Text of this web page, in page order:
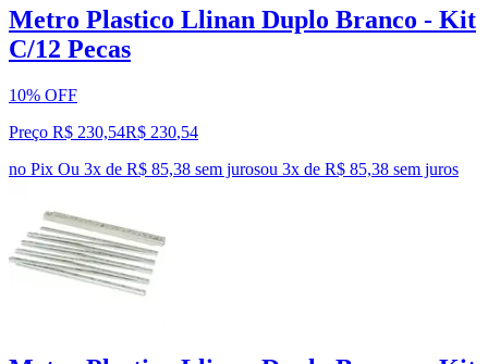
Metro Plastico Llinan Duplo Branco - Kit
C/12 Pecas
10% OFF
Preço R$ 230,54R$ 230,54
no Pix Ou 3x de R$ 85,38 sem jurosou 3x de R$ 85,38 sem juros